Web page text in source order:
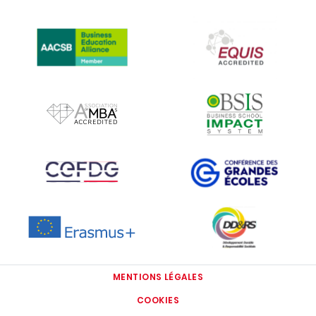
IMAGE
IMAGE
IMAGE
IMAGE IMAGE
MENTIONS LÉGALES
COOKIES